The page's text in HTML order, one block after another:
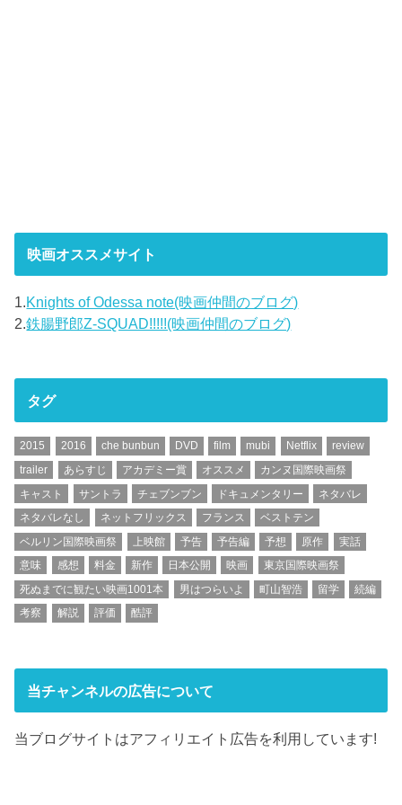
映画オススメサイト
1.Knights of Odessa note(映画仲間のブログ)
2.鉄腸野郎Z-SQUAD!!!!!(映画仲間のブログ)
タグ
2015 2016 che bunbun DVD film mubi Netflix
review
trailer
あらすじ アカデミー賞 オススメ
カンヌ国際映画祭
キャスト
サントラ チェブンブン ドキュメンタリー
ネタバレ
ネタバレなし
ネットフリックス フランス
ベストテン
ベルリン国際映画祭
上映館 予告 予告編 予想 原作
実話
意味
感想 料金 新作 日本公開 映画
東京国際映画祭
死ぬまでに観たい映画1001本
男はつらいよ 町山智浩 留学
続編
考察
解説 評価 酷評
当チャンネルの広告について
当ブログサイトはアフィリエイト広告を利用しています!